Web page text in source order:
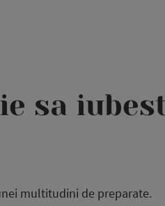
sa
multitudini de preparate.